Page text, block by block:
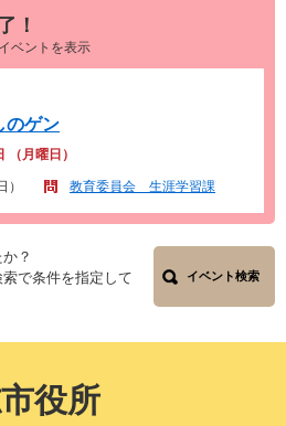
！
ベントを表示
のゲン
月曜日）
教育委員会 生涯学習課
？
で条件を指定して
イベント検索
役所